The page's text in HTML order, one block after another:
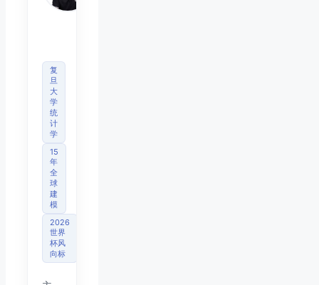
复
旦
大
学
统
计
学
15
年
全
球
建
模
2026
世界
杯风
向标